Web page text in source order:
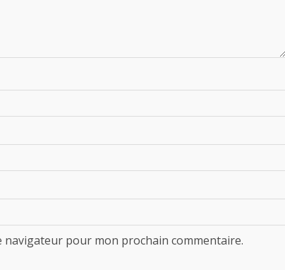
pour mon prochain commentaire.